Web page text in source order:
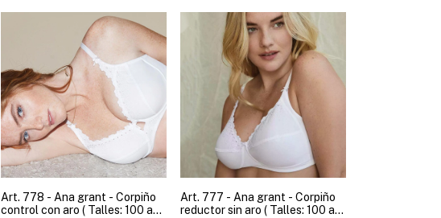
Art. 778 - Ana grant - Corpiño
control con aro ( Talles: 100 a
Art. 777 - Ana grant - Corpiño
reductor sin aro ( Talles: 100 a